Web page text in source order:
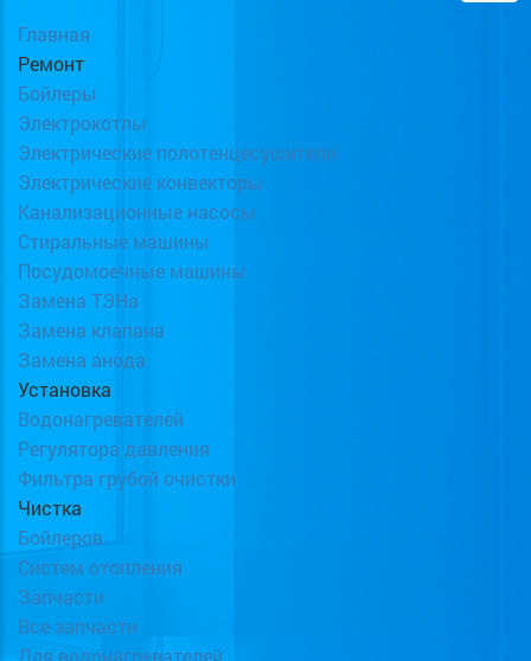
Главная
Ремонт
Бойлеры
Электрокотлы
Электрические полотенцесушители
Электрические конвекторы
Канализационные насосы
Стиральные машины
Посудомоечные машины
Замена ТЭНа
Замена клапана
Замена анода
Установка
Водонагревателей
Регулятора давления
Фильтра грубой очистки
Чистка
Бойлеров
Систем отопления
Запчасти
Все запчасти